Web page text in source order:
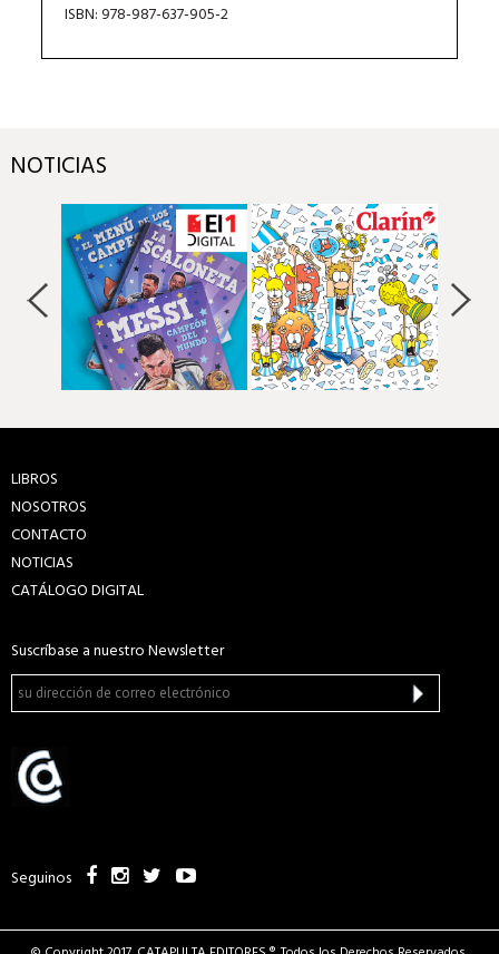
ISBN: 978-987-637-905-2
NOTICIAS
LIBROS
NOSOTROS
CONTACTO
NOTICIAS
CATÁLOGO DIGITAL
Suscríbase a nuestro Newsletter
Seguinos